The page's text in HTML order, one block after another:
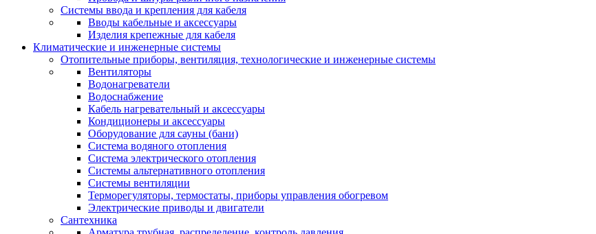
Системы ввода и крепления для кабеля
Вводы кабельные и аксессуары
Изделия крепежные для кабеля
Климатические и инженерные системы
Отопительные приборы, вентиляция, технологические и инженерные системы
Вентиляторы
Водонагреватели
Водоснабжение
Кабель нагревательный и аксессуары
Кондиционеры и аксессуары
Оборудование для сауны (бани)
Система водяного отопления
Система электрического отопления
Системы альтернативного отопления
Системы вентиляции
Терморегуляторы, термостаты, приборы управления обогревом
Электрические приводы и двигатели
Сантехника